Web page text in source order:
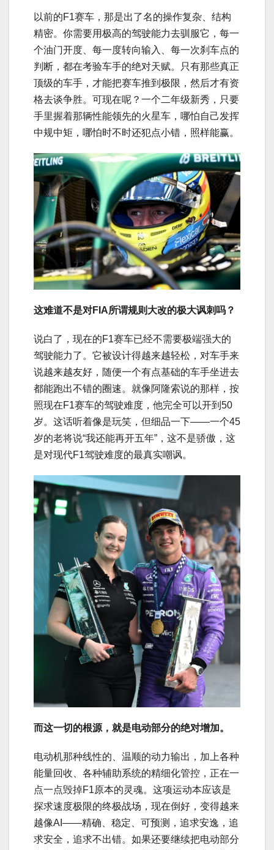
以前的F1赛车，那是出了名的操作复杂、结构
精密。你需要用极高的驾驶能力去驯服它，每一
个油门开度、每一度转向输入、每一次刹车点的
判断，都在考验车手的绝对天赋。只有那些真正
顶级的车手，才能把赛车推到极限，然后才有资
格去谈争胜。可现在呢？一个二年级新秀，只要
手里握着那辆性能领先的火星车，哪怕自己发挥
中规中矩，哪怕时不时还犯点小错，照样能赢。
这难道不是对FIA所谓规则大改的极大讽刺吗？
说白了，现在的F1赛车已经不需要极端强大的
驾驶能力了。它被设计得越来越轻松，对车手来
说越来越友好，随便一个有点基础的车手坐进去
都能跑出不错的圈速。就像阿隆索说的那样，按
照现在F1赛车的驾驶难度，他完全可以开到50
岁。这话听着像是玩笑，但细品一下——一个45
岁的老将说“我还能再开五年”，这不是骄傲，这
是对现代F1驾驶难度的最真实嘲讽。
而这一切的根源，就是电动部分的绝对增加。
电动机那种线性的、温顺的动力输出，加上各种
能量回收、各种辅助系统的精细化管控，正在一
点一点毁掉F1原本的灵魂。这项运动本应该是
探求速度极限的终极战场，现在倒好，变得越来
越像AI——精确、稳定、可预测，追求安逸，追
求安全，追求不出错。如果还要继续把电动部分